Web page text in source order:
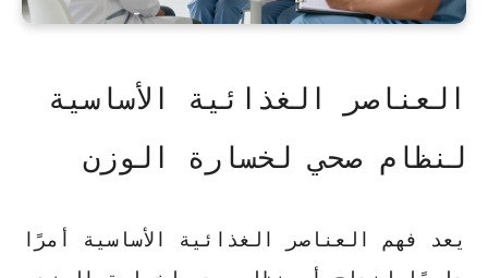
العناصر الغذائية الأساسية
لنظام صحي لخسارة الوزن
يعد فهم العناصر الغذائية الأساسية أمرًا